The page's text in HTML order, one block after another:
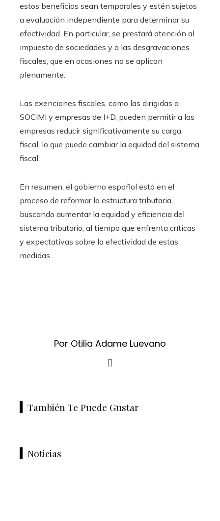
estos beneficios sean temporales y estén sujetos
a evaluación independiente para determinar su
efectividad. En particular, se prestará atención al
impuesto de sociedades y a las desgravaciones
fiscales, que en ocasiones no se aplican
plenamente.
Las exenciones fiscales, como las dirigidas a
SOCIMI y empresas de I+D, pueden permitir a las
empresas reducir significativamente su carga
fiscal, lo que puede cambiar la equidad del sistema
fiscal.
En resumen, el gobierno español está en el
proceso de reformar la estructura tributaria,
buscando aumentar la equidad y eficiencia del
sistema tributario, al tiempo que enfrenta críticas
y expectativas sobre la efectividad de estas
medidas.
Por Otilia Adame Luevano
También Te Puede Gustar
Noticias